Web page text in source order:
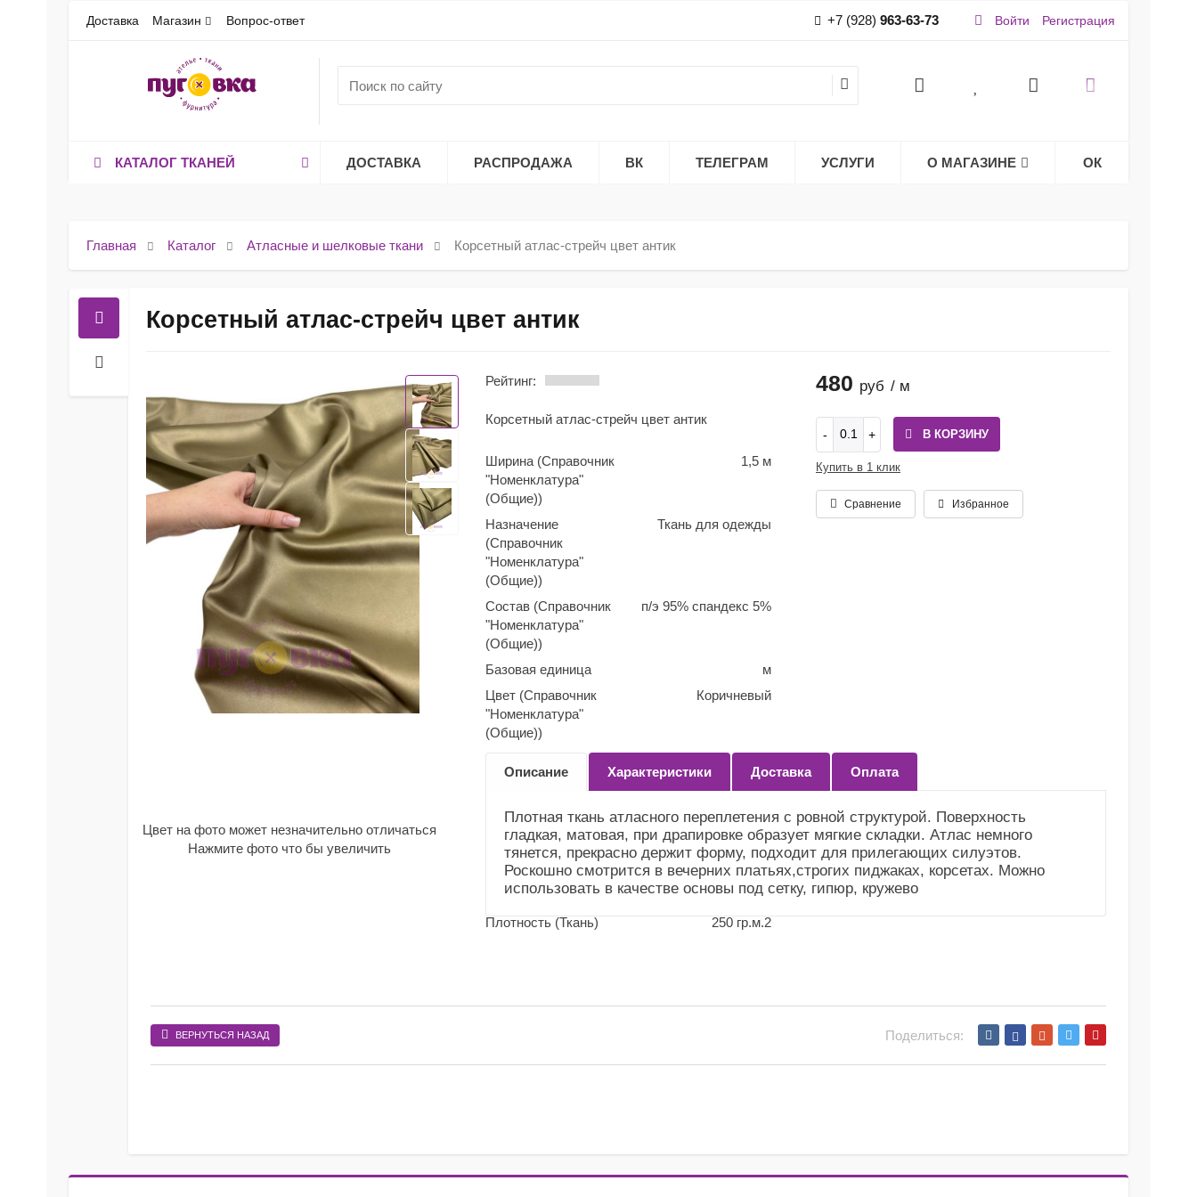
Доставка Магазин Вопрос-ответ +7 (928) 963-63-73 Войти Регистрация
КАТАЛОГ ТКАНЕЙ ДОСТАВКА РАСПРОДАЖА ВК ТЕЛЕГРАМ УСЛУГИ О МАГАЗИНЕ ОК
Главная Каталог Атласные и шелковые ткани Корсетный атлас-стрейч цвет антик
Корсетный атлас-стрейч цвет антик
Цвет на фото может незначительно отличаться
Нажмите фото что бы увеличить
Рейтинг:
Корсетный атлас-стрейч цвет антик
Ширина (Справочник
"Номенклатура"
(Общие))
1,5 м
Назначение
(Справочник
"Номенклатура"
(Общие))
Ткань для одежды
Состав (Справочник
"Номенклатура"
(Общие))
п/э 95% спандекс 5%
Базовая единица
м
Цвет (Справочник
"Номенклатура"
(Общие))
Коричневый
(Справочник
(Общие))
Усадка и уход
(Справочник
"Номенклатура"
(Общие))
Немного садится.
Рекомендуем сделать
ВТО. Деликатный уход
Плотность (Ткань) 250 гр.м.2
480 руб / м
В КОРЗИНУ
Купить в 1 клик
Сравнение Избранное
Описание Характеристики Доставка Оплата
Плотная ткань атласного переплетения с ровной структурой. Поверхность
гладкая, матовая, при драпировке образует мягкие складки. Атлас немного
тянется, прекрасно держит форму, подходит для прилегающих силуэтов.
Роскошно смотрится в вечерних платьях,строгих пиджаках, корсетах. Можно
использовать в качестве основы под сетку, гипюр, кружево
ВЕРНУТЬСЯ НАЗАД Поделиться: